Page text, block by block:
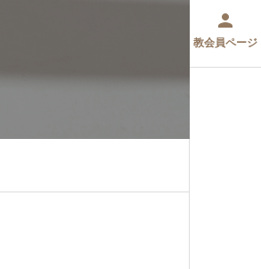
教会員ページ